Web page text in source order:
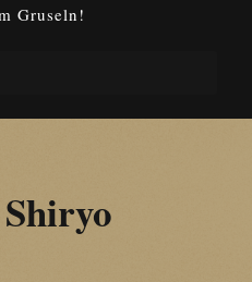
Gruseln!
Shiryo